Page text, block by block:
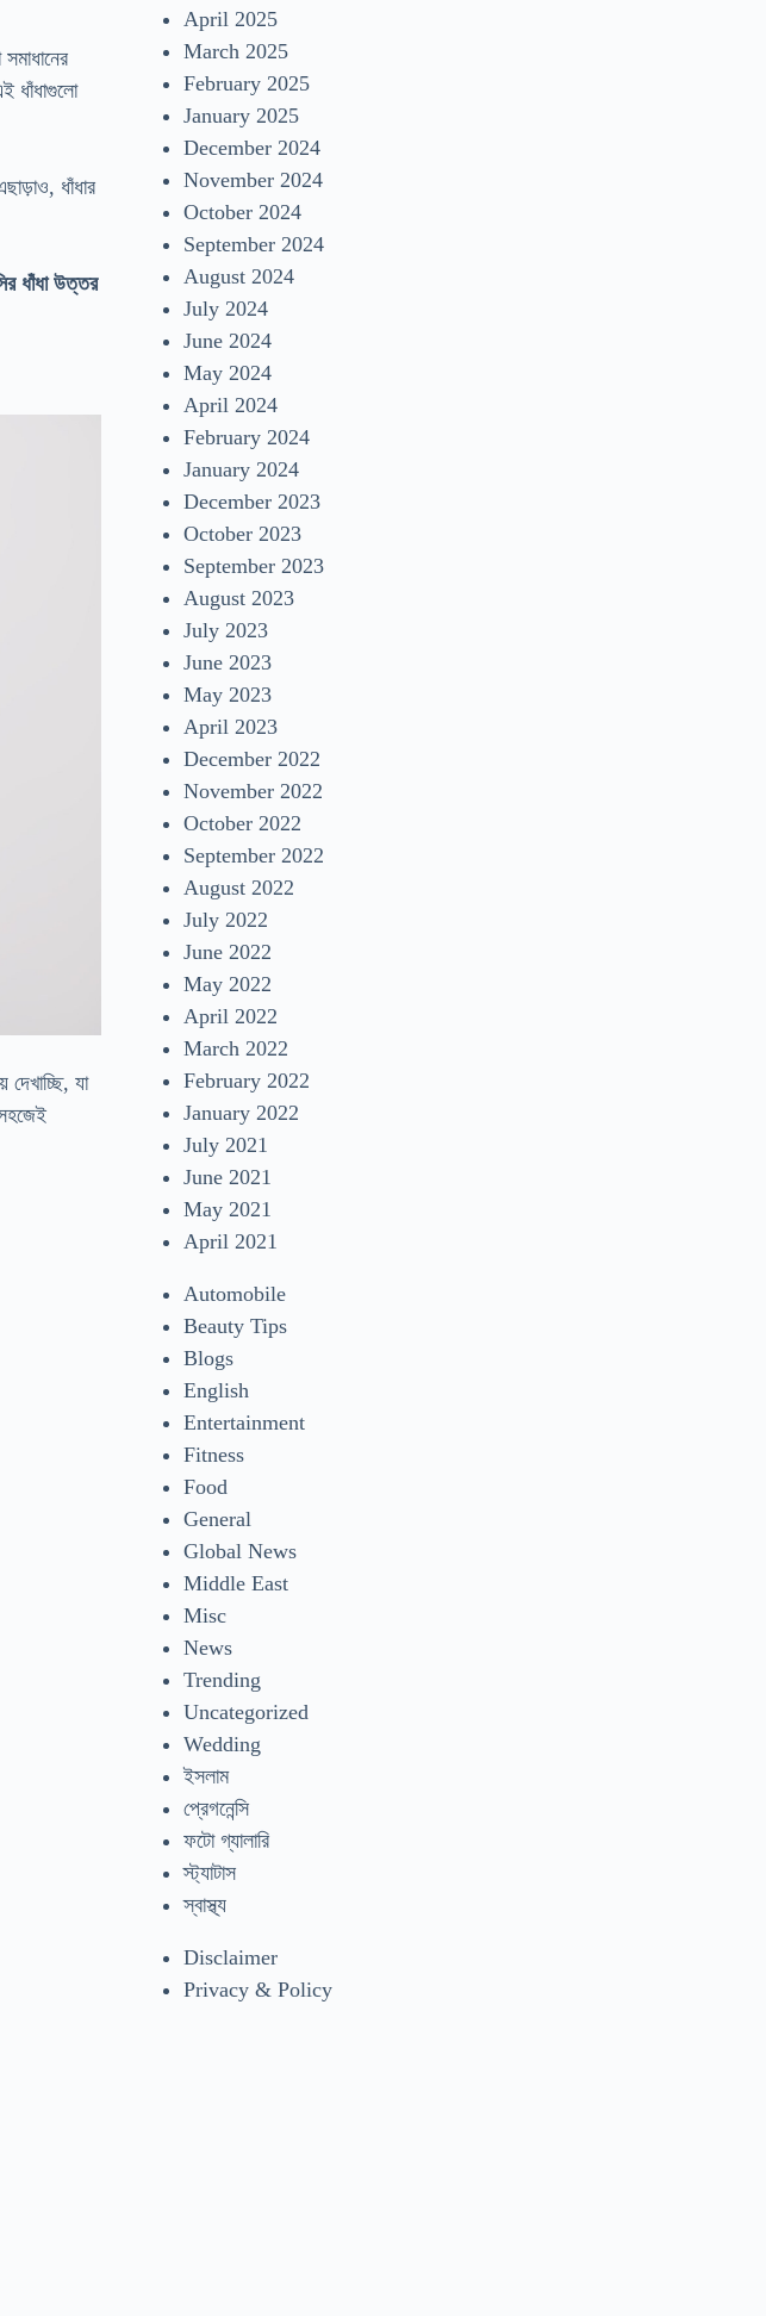
ধাঁধাগুলো
ধাঁধার
ধাঁধা উত্তর
যা
April 2025
March 2025
February 2025
January 2025
December 2024
November 2024
October 2024
September 2024
August 2024
July 2024
June 2024
May 2024
April 2024
February 2024
January 2024
December 2023
October 2023
September 2023
August 2023
July 2023
June 2023
May 2023
April 2023
December 2022
November 2022
October 2022
September 2022
August 2022
July 2022
June 2022
May 2022
April 2022
March 2022
February 2022
January 2022
July 2021
June 2021
May 2021
April 2021
Automobile
Beauty Tips
Blogs
English
Entertainment
Fitness
Food
General
Global News
Middle East
Misc
News
Trending
Uncategorized
Wedding
ইসলাম
প্রেগনেন্সি
ফটো গ্যালারি
স্ট্যাটাস
স্বাস্থ্য
Disclaimer
Privacy & Policy